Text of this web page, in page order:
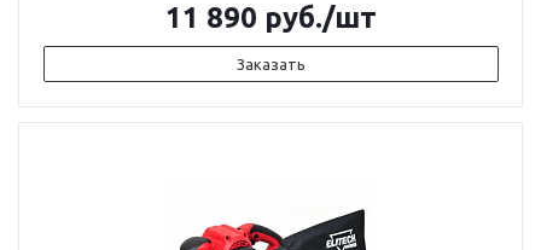
11 890 руб./шт
Заказать